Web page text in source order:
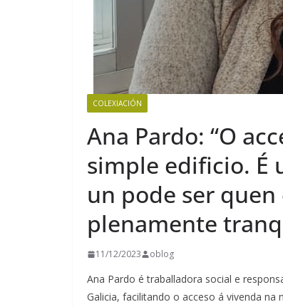
COLEXIACIÓN
Ana Pardo: “O
simple edificio. É
un pode ser quen
plenamente
11/12/2023 oblog
Ana Pardo é traballadora social e
Galicia, facilitando o acceso á vivenda